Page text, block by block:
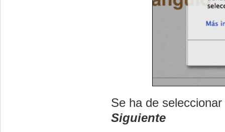
Se ha de
Siguiente